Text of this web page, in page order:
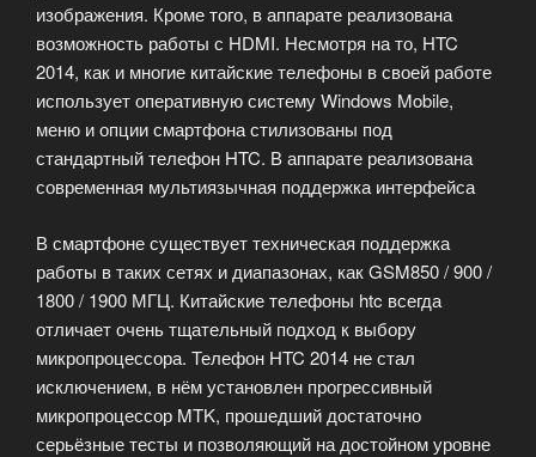
изображения. Кроме того, в аппарате реализована
возможность работы с HDMI. Несмотря на то, HTC
2014, как и многие китайские телефоны в своей работе
использует оперативную систему Windows Mobile,
меню и опции смартфона стилизованы под
стандартный телефон HTC. В аппарате реализована
современная мультиязычная поддержка интерфейса
В смартфоне существует техническая поддержка
работы в таких сетях и диапазонах, как GSM850 / 900 /
1800 / 1900 МГЦ. Китайские телефоны htc всегда
отличает очень тщательный подход к выбору
микропроцессора. Телефон HTC 2014 не стал
исключением, в нём установлен прогрессивный
микропроцессор MTK, прошедший достаточно
серьёзные тесты и позволяющий на достойном уровне